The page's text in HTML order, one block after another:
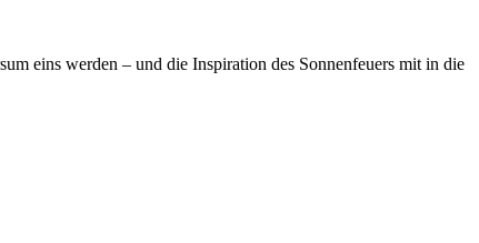
eins werden – und die Inspiration des Sonnenfeuers mit in die